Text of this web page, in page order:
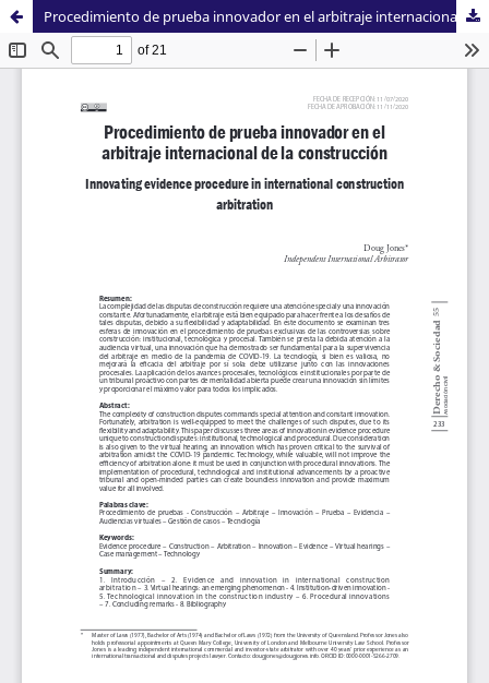
Procedimiento de prueba innovador en el arbitraje internacional de la construcción